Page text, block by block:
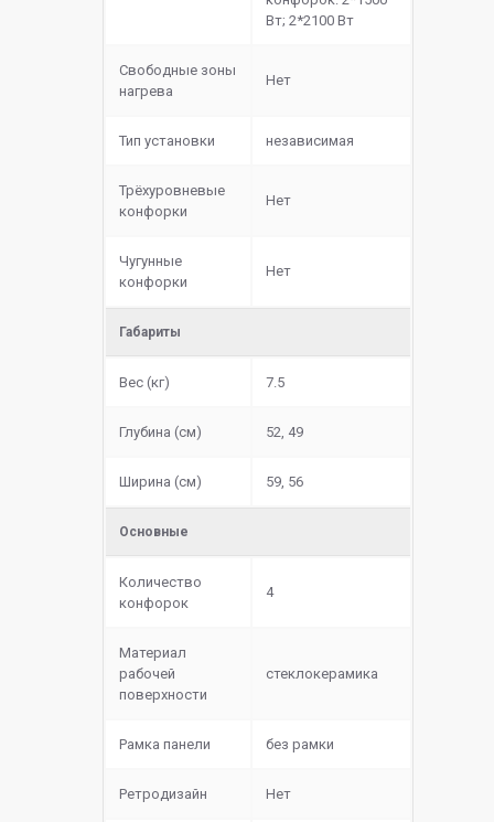
Вт; 2*2100 Вт
Свободные зоны
нагрева
Нет
Тип установки независимая
Трёхуровневые
конфорки
Нет
Чугунные
конфорки
Нет
Габариты
Вес (кг) 7.5
Глубина (см) 52, 49
Ширина (см) 59, 56
Основные
Количество
конфорок
4
Материал
рабочей
поверхности
cтеклокерамика
Рамка панели без рамки
Ретродизайн Нет